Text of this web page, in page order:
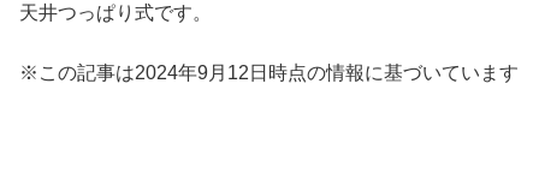
天井つっぱり式です。
※この記事は2024年9月12日時点の情報に基づいています